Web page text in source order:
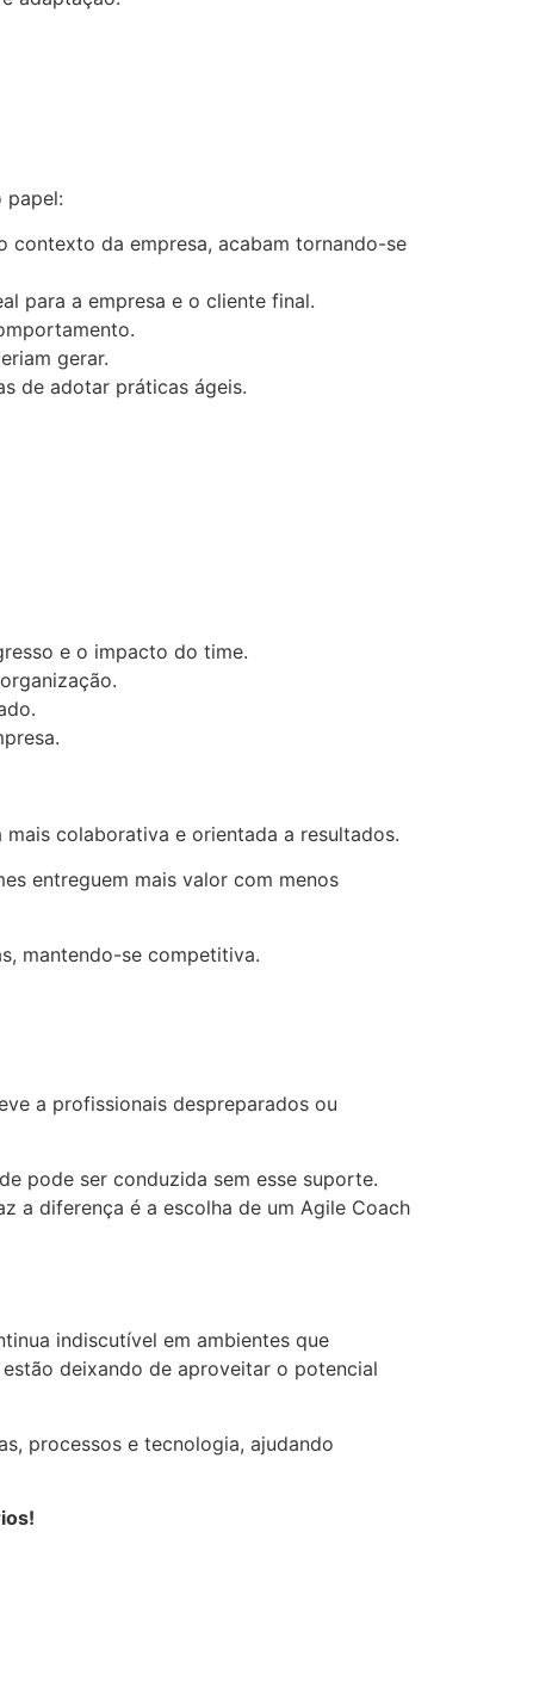
papel:
contexto da empresa, acabam tornando-se
para a empresa e o cliente final.
gerar.
de adotar práticas ágeis.
e o impacto do time.
colaborativa e orientada a resultados.
entreguem mais valor com menos
mantendo-se competitiva.
a profissionais despreparados ou
pode ser conduzida sem esse suporte.
a diferença é a escolha de um Agile Coach
indiscutível em ambientes que
deixando de aproveitar o potencial
processos e tecnologia, ajudando